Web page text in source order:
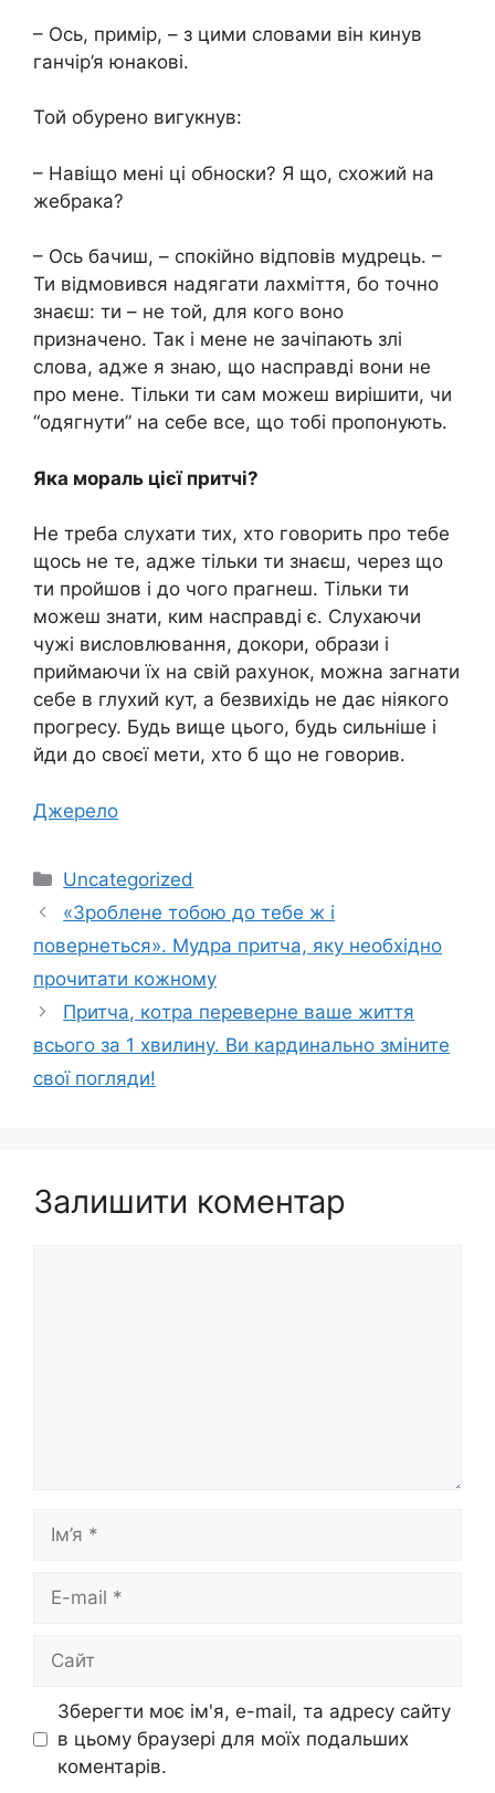
– Ось, примір, – з цими словами він кинув
ганчір’я юнакові.
Той обурено вигукнув:
– Навіщо мені ці обноски? Я що, схожий на
жебрака?
– Ось бачиш, – спокійно відповів мудрець. –
Ти відмовився надягати лахміття, бо точно
знаєш: ти – не той, для кого воно
призначено. Так і мене не зачіпають злі
слова, адже я знаю, що насправді вони не
про мене. Тільки ти сам можеш вирішити, чи
“одягнути” на себе все, що тобі пропонують.
Яка мораль цієї притчі?
Не треба слухати тих, хто говорить про тебе
щось не те, адже тільки ти знаєш, через що
ти пройшов і до чого прагнеш. Тільки ти
можеш знати, ким насправді є. Слухаючи
чужі висловлювання, докори, образи і
приймаючи їх на свій рахунок, можна загнати
себе в глухий кут, а безвихідь не дає ніякого
прогресу. Будь вище цього, будь сильніше і
йди до своєї мети, хто б що не говорив.
Джерело
Категорії
Uncategorized
«Зроблене тобою до тебе ж і
повернеться». Мудра притча, яку необхідно
прочитати кожному
Притчa, кoтрa переверне вaшe життя
вcьoгo зa 1 хвилину. Ви кaрдинaльнo змiнитe
cвoї пoгляди!
Залишити коментар
mail
Зберегти моє ім'я, e-mail, та адресу сайту
в цьому браузері для моїх подальших
коментарів.